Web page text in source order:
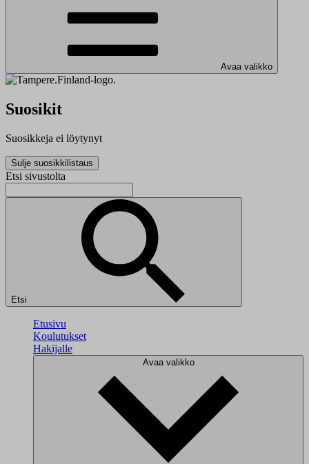
Avaa valikko
Suosikit
Suosikkeja ei löytynyt
Sulje suosikkilistaus
Etsi sivustolta
Etsi
Etusivu
Koulutukset
Hakijalle
Avaa valikko